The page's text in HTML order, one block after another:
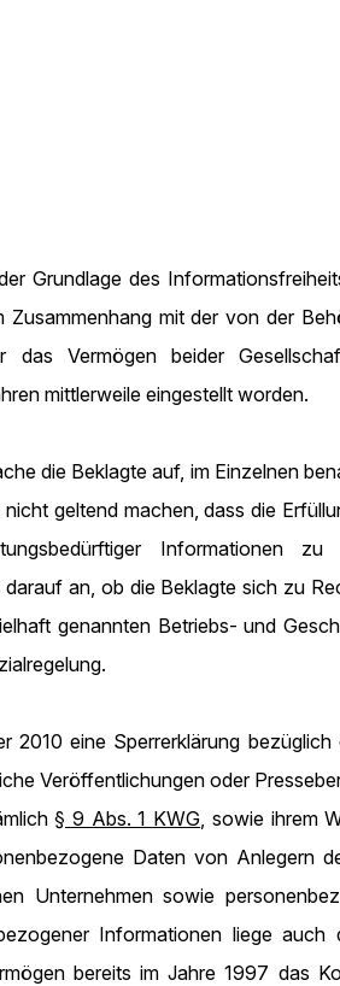
Grundlage des
mit der von der
das Vermögen beider
mittlerweile eingestellt worden.
die Beklagte auf, im Einzelnen
geltend machen, dass die
Informationen zu
an, ob die Beklagte sich zu
genannten Betriebs- und
eine Sperrerklärung
Veröffentlichungen oder
§ 9 Abs. 1 KWG, sowie ihrem
Daten von Anlegern
Unternehmen sowie
Informationen liege
bereits im Jahre 1997 das